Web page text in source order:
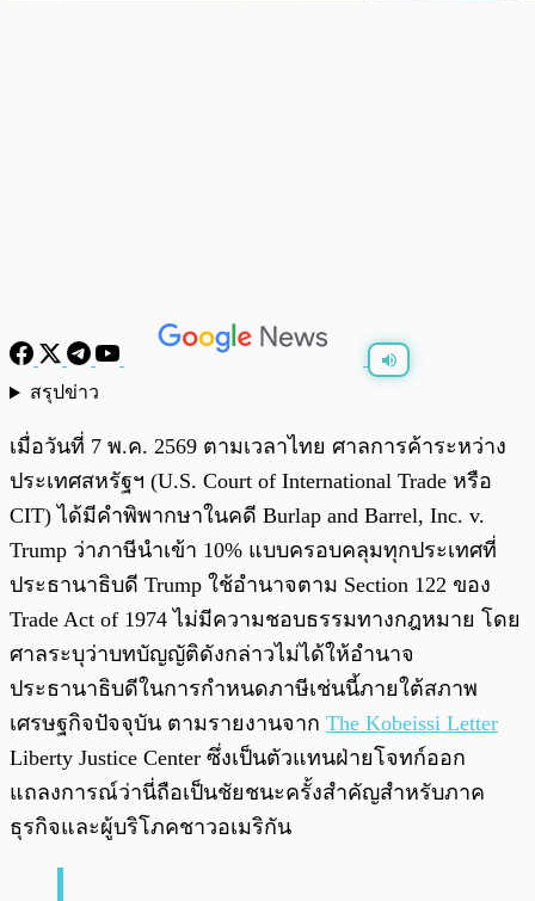
สรุปข่าว
เมื่อวันที่ 7 พ.ค. 2569 ตามเวลาไทย ศาลการค้าระหว่าง
ประเทศสหรัฐฯ (U.S. Court of International Trade หรือ
CIT) ได้มีคำพิพากษาในคดี Burlap and Barrel, Inc. v.
Trump ว่าภาษีนำเข้า 10% แบบครอบคลุมทุกประเทศที่
ประธานาธิบดี Trump ใช้อำนาจตาม Section 122 ของ
Trade Act of 1974 ไม่มีความชอบธรรมทางกฎหมาย โดย
ศาลระบุว่าบทบัญญัติดังกล่าวไม่ได้ให้อำนาจ
ประธานาธิบดีในการกำหนดภาษีเช่นนี้ภายใต้สภาพ
เศรษฐกิจปัจจุบัน ตามรายงานจาก The Kobeissi Letter
Liberty Justice Center ซึ่งเป็นตัวแทนฝ่ายโจทก์ออก
แถลงการณ์ว่านี่ถือเป็นชัยชนะครั้งสำคัญสำหรับภาค
ธุรกิจและผู้บริโภคชาวอเมริกัน